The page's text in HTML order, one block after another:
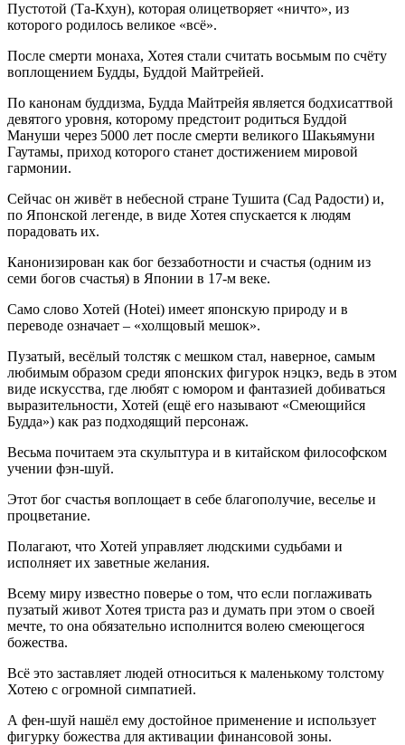
Пустотой (Та-Кхун), которая олицетворяет «ничто», из
которого родилось великое «всё».
После смерти монаха, Хотея стали считать восьмым по счёту
воплощением Будды, Буддой Майтрейей.
По канонам буддизма, Будда Майтрейя является бодхисаттвой
девятого уровня, которому предстоит родиться Буддой
Мануши через 5000 лет после смерти великого Шакьямуни
Гаутамы, приход которого станет достижением мировой
гармонии.
Сейчас он живёт в небесной стране Тушита (Сад Радости) и,
по Японской легенде, в виде Хотея спускается к людям
порадовать их.
Канонизирован как бог беззаботности и счастья (одним из
семи богов счастья) в Японии в 17-м веке.
Само слово Хотей (Hotei) имеет японскую природу и в
переводе означает – «холщовый мешок».
Пузатый, весёлый толстяк с мешком стал, наверное, самым
любимым образом среди японских фигурок нэцкэ, ведь в этом
виде искусства, где любят с юмором и фантазией добиваться
выразительности, Хотей (ещё его называют «Смеющийся
Будда») как раз подходящий персонаж.
Весьма почитаем эта скульптура и в китайском философском
учении фэн-шуй.
Этот бог счастья воплощает в себе благополучие, веселье и
процветание.
Полагают, что Хотей управляет людскими судьбами и
исполняет их заветные желания.
Всему миру известно поверье о том, что если поглаживать
пузатый живот Хотея триста раз и думать при этом о своей
мечте, то она обязательно исполнится волею смеющегося
божества.
Всё это заставляет людей относиться к маленькому толстому
Хотею с огромной симпатией.
А фен-шуй нашёл ему достойное применение и использует
фигурку божества для активации финансовой зоны.